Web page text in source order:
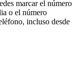
marcar el número
o el número
incluso desde